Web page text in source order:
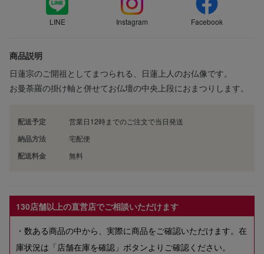
LINE Instagram Facebook
商品説明
日蓮宗のご開祖としてまつられる、日蓮上人のお仏像です。
お曼荼羅の掛け軸と併せてお仏壇の中央上段におまつりします。
配送予定 営業日12時までのご注文で当日発送
納品方法 宅配便
配送料金 無料
130店舗以上の直営店でご相談いただけます
・数ある商品の中から、実際に商品をご確認いただけます。在
庫状況は「店舗在庫を確認」ボタンよりご確認ください。